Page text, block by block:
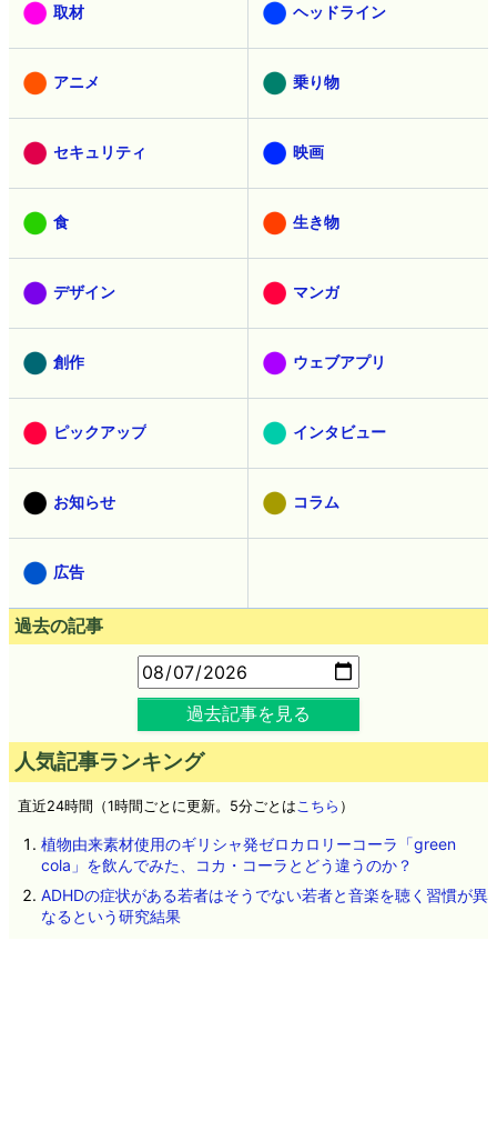
取材 ヘッドライン
アニメ 乗り物
セキュリティ 映画
食 生き物
デザイン マンガ
創作 ウェブアプリ
ピックアップ インタビュー
お知らせ コラム
広告
過去の記事
過去記事を見る
人気記事ランキング
直近24時間（1時間ごとに更新。5分ごとは こちら ）
植物由来素材使用のギリシャ発ゼロカロリーコーラ「green
cola」を飲んでみた、コカ・コーラとどう違うのか？
ADHDの症状がある若者はそうでない若者と音楽を聴く習慣が異
なるという研究結果